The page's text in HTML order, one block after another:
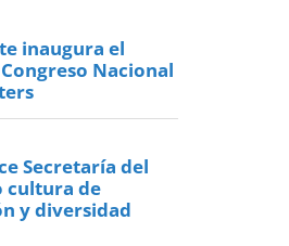
inaugura el
Nacional
Secretaría del
cultura de
y diversidad